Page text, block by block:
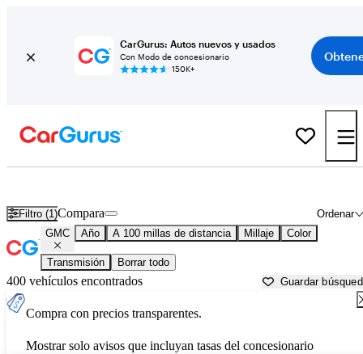
CarGurus: Autos nuevos y usados
Con Modo de concesionario
150K+
Filtro (1) Ordenar
Compara
GMC Año A 100 millas de distancia Millaje Color
Transmisión Borrar todo
400 vehículos encontrados Guardar
Compra con precios transparentes.
Mostrar solo avisos que incluyan tasas del concesionario